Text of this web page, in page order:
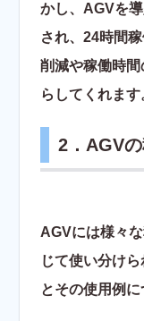
かし、AGVを
され、24時間
削減や稼働時
らしてくれます
2．AGV
AGVには様々
じて使い分け
とその使用例に